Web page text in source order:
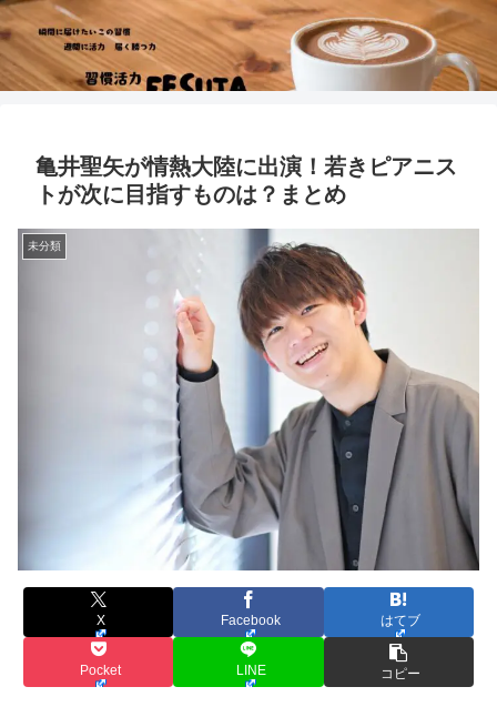
亀井聖矢が情熱大陸に出演！若きピアニス
トが次に目指すものは？まとめ
未分類
X Facebook はてブ
Pocket LINE コピー